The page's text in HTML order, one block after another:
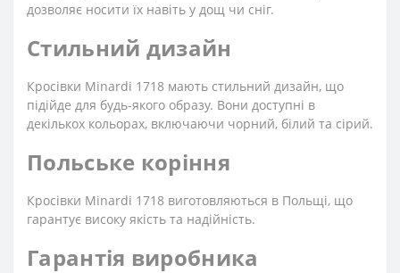
дозволяє носити їх навіть у дощ чи сніг.
Стильний дизайн
Кросівки Minardi 1718 мають стильний дизайн, що
підійде для будь-якого образу. Вони доступні в
декількох кольорах, включаючи чорний, білий та сірий.
Польське коріння
Кросівки Minardi 1718 виготовляються в Польщі, що
гарантує високу якість та надійність.
Гарантія виробника